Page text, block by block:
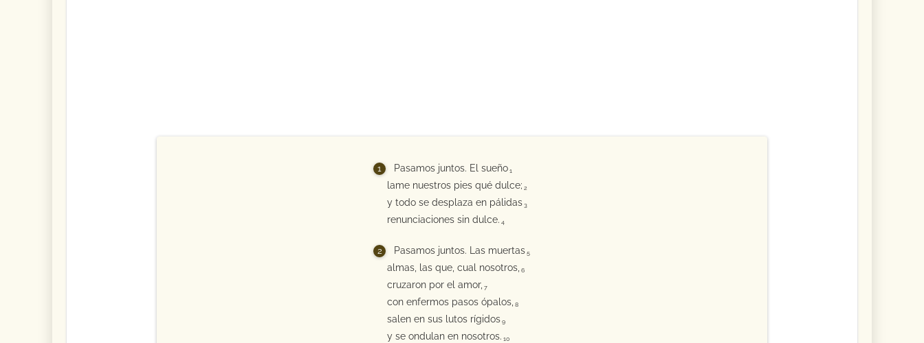
Pasamos juntos. El sueño 1
lame nuestros pies qué dulce; 2
y todo se desplaza en pálidas 3
renunciaciones sin dulce. 4
Pasamos juntos. Las muertas 5
almas, las que, cual nosotros, 6
cruzaron por el amor, 7
con enfermos pasos ópalos, 8
salen en sus lutos rígidos 9
y se ondulan en nosotros. 10